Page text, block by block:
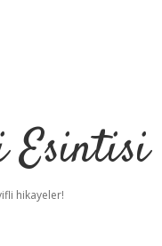
Esintisi
hikayeler!